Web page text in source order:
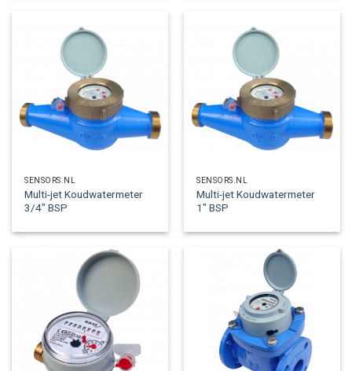
SENSORS.NL
Multi-jet Koudwatermeter
3/4″ BSP
SENSORS.NL
Multi-jet Koudwatermeter
1″ BSP